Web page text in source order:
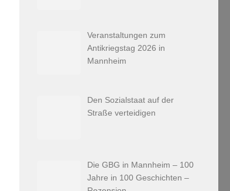
Veranstaltungen zum
Antikriegstag 2026 in
Mannheim
Den Sozialstaat auf der
Straße verteidigen
Die GBG in Mannheim – 100
Jahre in 100 Geschichten –